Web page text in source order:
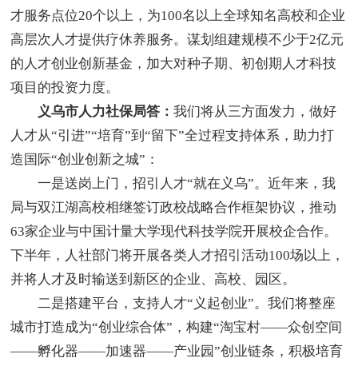
才服务点位20个以上，为100名以上全球知名高校和企业
高层次人才提供疗休养服务。谋划组建规模不少于2亿元
的人才创业创新基金，加大对种子期、初创期人才科技
项目的投资力度。
义乌市人力社保局答：我们将从三方面发力，做好
人才从“引进”“培育”到“留下”全过程支持体系，助力打
造国际“创业创新之城”：
一是送岗上门，招引人才“就在义乌”。近年来，我
局与双江湖高校相继签订政校战略合作框架协议，推动
63家企业与中国计量大学现代科技学院开展校企合作。
下半年，人社部门将开展各类人才招引活动100场以上，
并将人才及时输送到新区的企业、高校、园区。
二是搭建平台，支持人才“义起创业”。我们将整座
城市打造成为“创业综合体”，构建“淘宝村——众创空间
——孵化器——加速器——产业园”创业链条，积极培育